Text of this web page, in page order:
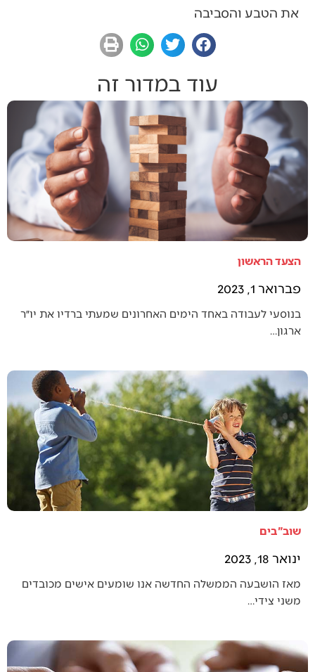
את הטבע והסביבה
עוד במדור זה
הצעד הראשון
פברואר 1, 2023
בנוסעי לעבודה באחד הימים האחרונים שמעתי ברדיו את יו״ר
ארגון…
שוב"בים
ינואר 18, 2023
מאז הושבעה הממשלה החדשה אנו שומעים אישים מכובדים
משני צידי…